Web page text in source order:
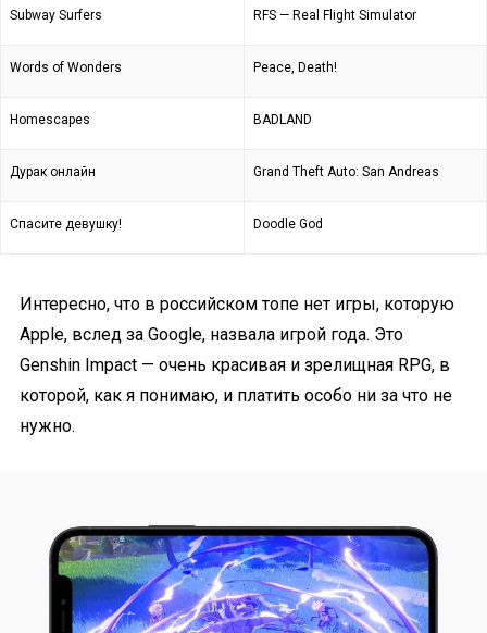
Subway Surfers RFS — Real Flight Simulator
Words of Wonders Peace, Death!
Homescapes BADLAND
Дурак онлайн Grand Theft Auto: San Andreas
Спасите девушку! Doodle God
Интересно, что в российском топе нет игры, которую
Apple, вслед за Google, назвала игрой года. Это
Genshin Impact — очень красивая и зрелищная RPG, в
которой, как я понимаю, и платить особо ни за что не
нужно.